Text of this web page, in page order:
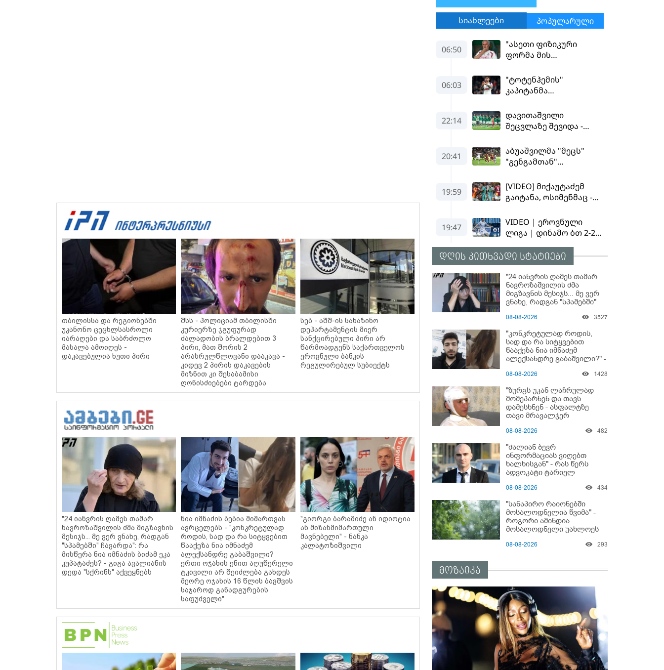
თბილისსა და რეგიონებში
უკანონო ცეცხლსასროლი
იარაღები და საბრძოლო
მასალა ამოიღეს -
დაკავებულია ხუთი პირი
შსს - პოლიციამ თბილისში
კურიერზე ჯგუფურად
ძალადობის ბრალდებით 3
პირი, მათ შორის 2
არასრულწლოვანი დააკავა -
კიდევ 2 პირის დაკავების
მიზნით კი შესაბამისი
ღონისძიებები ტარდება
სებ - აშშ-ის სახაზინო
დეპარტამენტის მიერ
სანქცირებული პირი არ
წარმოადგენს საქართველოს
ეროვნული ბანკის
რეგულირებულ სუბიექტს
"24 იანვრის ღამეს თამარ
ნავროზაშვილის ძმა მიგზავნის
მესიჯს... მე ვერ ვნახე, რადგან
"სპამებში" ჩავარდა": რა
მისწერა ნია იმნაძის ბიძამ ეკა
კუპატაძეს? - გიგა ავალიანის
დედა "სქრინს" აქვეყნებს
ნია იმნაძის ბებია მიმართვას
ავრცელებს - "კონკრეტულად
როდის, სად და რა სიტყვებით
წააქეზა ნია იმნაძემ
ალექსანდრე გაბაშვილი?
ერთი ოჯახის ენით აღუწერელი
ტკივილი არ შეიძლება გახდეს
მეორე ოჯახის 16 წლის ბავშვის
საჯაროდ განადგურების
საფუძველი"
"გიორგი ბარამიძე ან იდიოტია
ან მიზანმიმართული
მავნებელი" - ნანკა
კალატოზიშვილი
დღის კითხვადი სტატიები
"24 იანვრის ღამეს თამარ
ნავროზაშვილის ძმა
მიგზავნის მესიჯს... მე ვერ
ვნახე, რადგან "სპამებში"
იმნაძის ბიძამ ეკა
ავალიანის დედა "სქრინს"
აქვეყნებს
08-08-2026 3527
"კონკრეტულად როდის,
სად და რა სიტყვებით
წააქეზა ნია იმნაძემ
ალექსანდრე გაბაშვილი?" -
ნია იმნაძის ბებია?
08-08-2026 1428
"ზურგს უკან ლაჩრულად
მომეპარნენ და თავს
დამესხნენ - ასფალტზე
თავი მრავალჯერ
ჰყვება კურიერი, რომელსაც
სასტიკად გაუსწორდნენ?
08-08-2026 482
"ძალიან ბევრ
ინფორმაციას ვიღებთ
ხალხისგან" - რას წერს
ადვოკატი ტარიელ
08-08-2026 434
"სანაპირო რაიონებში
მოსალოდნელია წვიმა" -
როგორი ამინდია
მოსალოდნელი უახლოეს
08-08-2026 293
მოზაიკა